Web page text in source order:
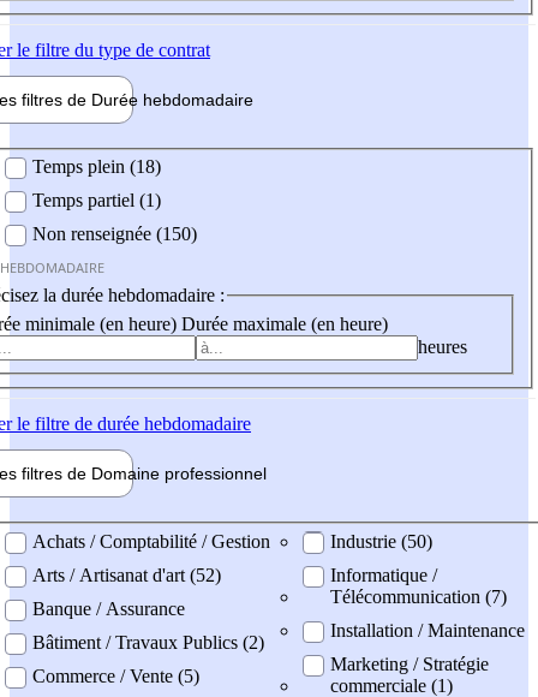
le filtre du type de contrat
filtres de Durée hebdomadaire
Temps plein (18)
Temps partiel (1)
Non renseignée (150)
la durée hebdomadaire :
minimale (en heure) Durée maximale (en heure)
heures
le filtre de durée hebdomadaire
filtres de Domaine professionnel
professionel
Achats / Comptabilité / Gestion
Arts / Artisanat d'art (52)
Banque / Assurance
Bâtiment / Travaux Publics (2)
Commerce / Vente (5)
Industrie (50)
Informatique /
Télécommunication (7)
Installation / Maintenance
Marketing / Stratégie
commerciale (1)